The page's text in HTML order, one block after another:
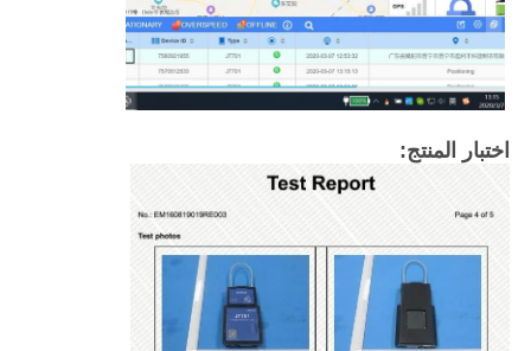
اختبار المنتج: